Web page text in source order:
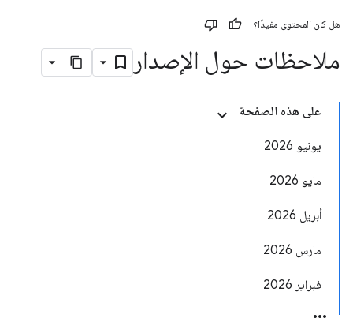
هل كان المحتوى مفيدًا؟
ملاحظات حول الإصدار
على هذه الصفحة
يونيو 2026
مايو 2026
أبريل 2026
مارس 2026
فبراير 2026